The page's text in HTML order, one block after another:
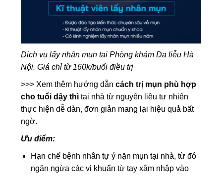
Dịch vụ lấy nhân mụn tại Phòng khám Da liễu Hà
Nội. Giá chỉ từ 160k/buổi điều trị
>>> Xem thêm hướng dẫncách trị mụn phù hợp
cho tuổi dậy thì tại nhà từ nguyên liệu tự nhiên
thực hiện dễ dàn, đơn giản mang lại hiệu quả bất
ngờ.
Ưu điểm:
Hạn chế bệnh nhân tự ý nặn mụn tại nhà, từ đó
ngăn ngừa các vi khuẩn từ tay xâm nhập vào